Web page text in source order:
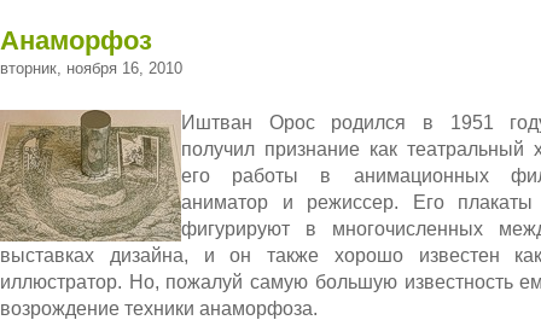
Анаморфоз
вторник, ноября 16, 2010
Иштван Орос родился в 1951
получил признание как театральный
его работы в анимационных
аниматор и режиссер. Его
фигурируют в многочисленных
выставках дизайна, и он также хорошо известен
иллюстратор. Но, пожалуй самую большую известность
возрождение техники анаморфоза.